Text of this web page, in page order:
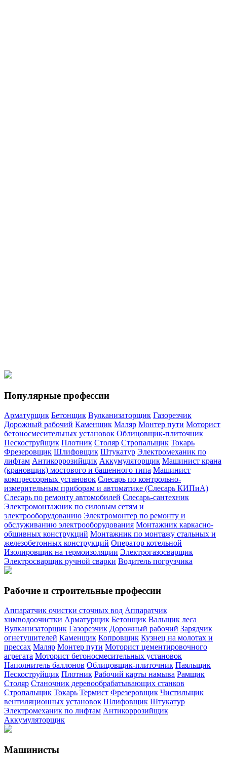
Популярные профессии
Арматурщик Бетонщик Вулканизаторщик Газорезчик
Дорожный рабочий Каменщик Маляр Монтер пути Моторист
бетоносмесительных установок Облицовщик-плиточник
Пескоструйщик Плотник Столяр Стропальщик Токарь
Фрезеровщик Шлифовщик Штукатур Электромеханик по
лифтам Антикоррозийщик Аккумуляторщик Машинист крана
(крановщик) мостового и башенного типа Машинист
компрессорных установок Слесарь по контрольно-
измерительным приборам и автоматике (Слесарь КИПиА)
Слесарь по ремонту автомобилей Слесарь-сантехник
Электромонтажник по силовым сетям и
электрооборудованию Электромонтер по ремонту и
обслуживанию электрооборудования Монтажник каркасно-
обшивных конструкций Монтажник по монтажу стальных и
железобетонных конструкций Оператор котельной
Изолировщик на термоизоляции Электрогазосварщик
Электросварщик ручной сварки Водитель погрузчика
Рабочие и строительные профессии
Аппаратчик очистки сточных вод Аппаратчик
химводоочистки Арматурщик Бетонщик Вальщик леса
Вулканизаторщик Газорезчик Дорожный рабочий Зарядчик
огнетушителей Каменщик Копровщик Кузнец на молотах и
прессах Маляр Монтер пути Моторист цементировочного
агрегата Моторист бетоносмесительных установок
Наполнитель баллонов Облицовщик-плиточник Паяльщик
Пескоструйщик Плотник Рабочий карты намыва Рамщик
Столяр Станочник деревообрабатывающих станков
Стропальщик Токарь Термист Фрезеровщик Чистильщик
вентиляционных установок Шлифовщик Штукатур
Электромеханик по лифтам Антикоррозийщик
Аккумуляторщик
Машинисты